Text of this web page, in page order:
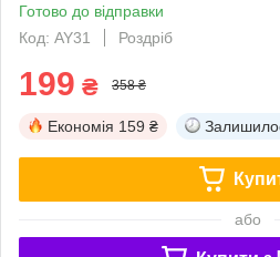
Готово до відправки
Код: AY31
Роздріб
199 ₴ 358 ₴
Економія 159 ₴
або